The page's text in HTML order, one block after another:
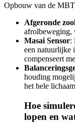
Opbouw van de MBT
Afgeronde
afrolbeweging,
Masai Sensor:
een natuurlijke
compenseert
houding
het hele
Hoe
lopen en